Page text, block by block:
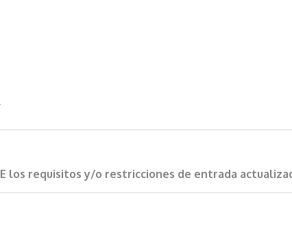
los requisitos y/o restricciones de entrada